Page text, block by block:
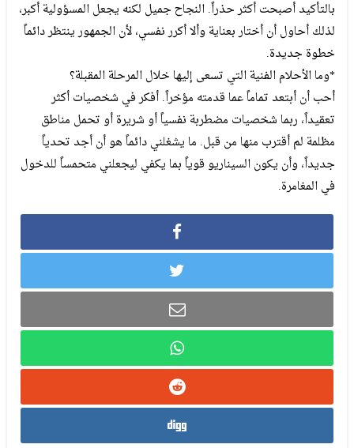
بالتأكيد أصبحت أكثر حذراً. النجاح جميل لكنه يجعل المسؤولية أكبر،
لذلك أحاول أن أختار بعناية وألا أكرر نفسي، لأن الجمهور ينتظر دائماً
خطوة جديدة.
*وما الأحلام الفنية التي تسعى إليها خلال المرحلة المقبلة؟
أحب أن أبتعد تماماً عما قدمته مؤخراً. أفكر في شخصيات أكثر
تعقيداً، ربما شخصيات مضطربة نفسياً أو شريرة أو تحمل مناطق
مظلمة لم أقترب منها من قبل. ما يشغلني دائماً هو أن أجد تحدياً
جديداً، وأن يكون السيناريو قوياً بما يكفي ليجعلني متحمساً للدخول
في المغامرة.